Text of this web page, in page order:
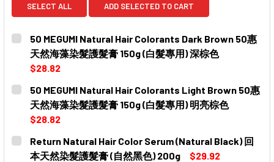
SELECT ALL ADD SELECTED TO CART
50 MEGUMI Natural Hair Colorants Dark Brown 50惠
天然海藻染髮護髮膏 150g (白髮專用) 深棕色
$28.82
CURRENT
STOCK:
QUANTITY:
DECREASE QUANTITY OF 50 MEGUMI NATURAL HAIR
INCREASE QUANTITY OF 50 MEGUMI
50 MEGUMI Natural Hair Colorants Light Brown 50惠
天然海藻染髮護髮膏 150g (白髮專用) 明亮棕色
$28.82
CURRENT
STOCK:
QUANTITY:
Return Natural Hair Color Serum (Natural Black) 回
本天然染髮護髮膏 (自然黑色) 200g
$29.92